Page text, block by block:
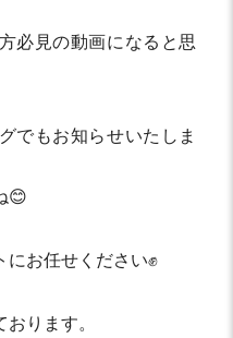
必見の動画になると思
でもお知らせいたしま
😊
お任せください✊
ります。